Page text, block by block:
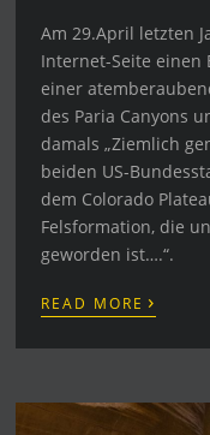
Am 29.April letzten
Internet-Seite einen
einer
des Paria Canyons
damals „Ziemlich
beiden US-
dem Colorado
Felsformation, die
geworden ist….“.
READ MORE ›